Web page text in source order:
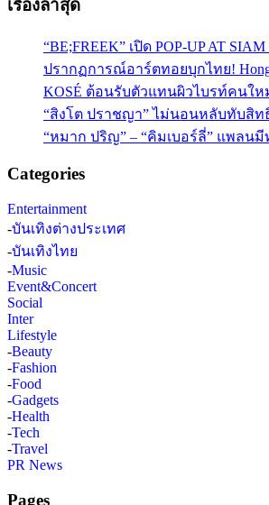
เรื่องล่าสุด
“BE;FREEK” เปิด POP-UP AT
ปรากฏการณ์อาร์ตทอยบุกไทย! Hong
KOSÉ ต้อนรับตัวแทนผิวไบรท์คนให
“สิงโต ปราชญา” ไม่นอนหลับทับสิท
“หมาก ปริญ” – “คิมเบอร์ลี่” แพลน
Categories
Entertainment
-บันเทิงต่างประเทศ
-บันเทิงไทย
-Music
Event&Concert
Social
Inter
Lifestyle
-Beauty
-Fashion
-Food
-Gadgets
-Health
-Tech
-Travel
PR News
Pages